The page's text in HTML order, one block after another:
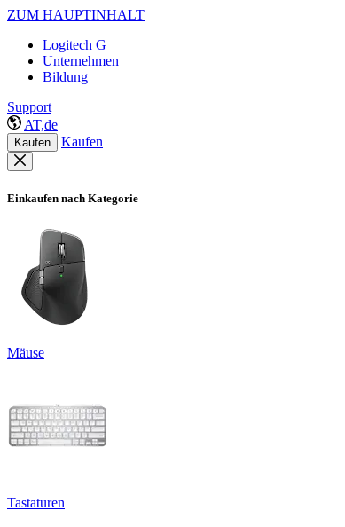
ZUM HAUPTINHALT
Logitech G
Unternehmen
Bildung
Support
AT,de
Kaufen Kaufen
Einkaufen nach Kategorie
Mäuse
Tastaturen